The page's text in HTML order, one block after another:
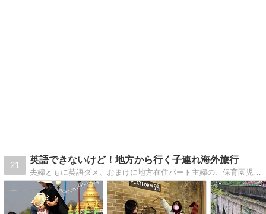
21
英語できないけど！地方から行く子連れ海外旅行
夫婦ともに英語ダメ、おまけに地方在住パート主婦の、保育園児と一緒に行く節約海外旅行記です。台湾、東南アジア、ヨーロッパなど。